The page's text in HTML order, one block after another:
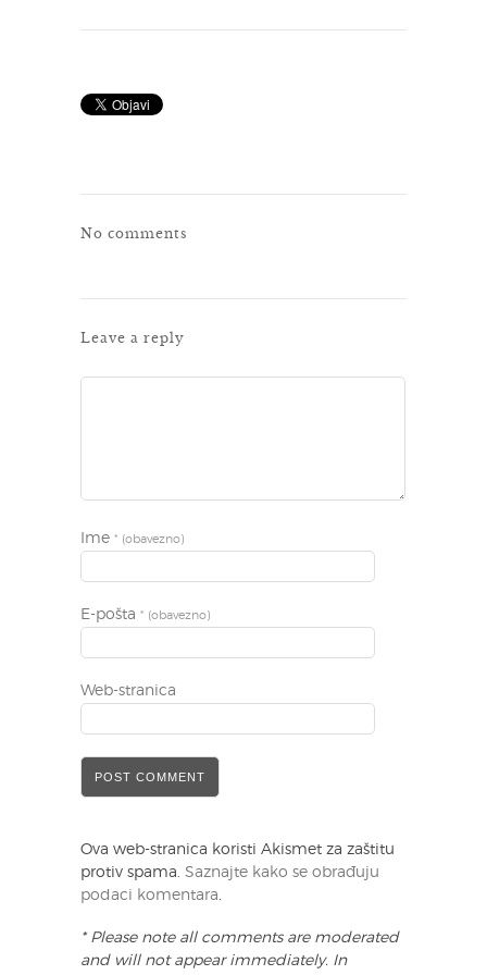
No comments
Leave a reply
Ime * (obavezno)
E-pošta * (obavezno)
Web-stranica
Ova web-stranica koristi Akismet za zaštitu
protiv spama. Saznajte kako se obrađuju
podaci komentara.
* Please note all comments are moderated
and will not appear immediately. In